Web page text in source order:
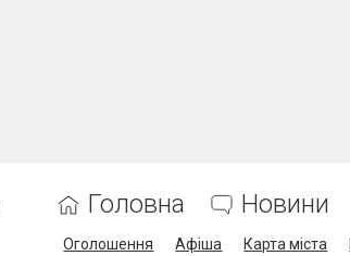
Головна Новини
Оголошення Афіша Карта міста